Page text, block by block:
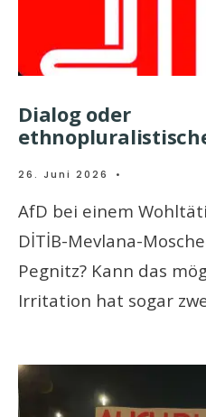
Dialog oder
26. Juni 2026 •
AfD bei einem
DİTİB-Mevlana-
Pegnitz? Kann das
Irritation hat sogar